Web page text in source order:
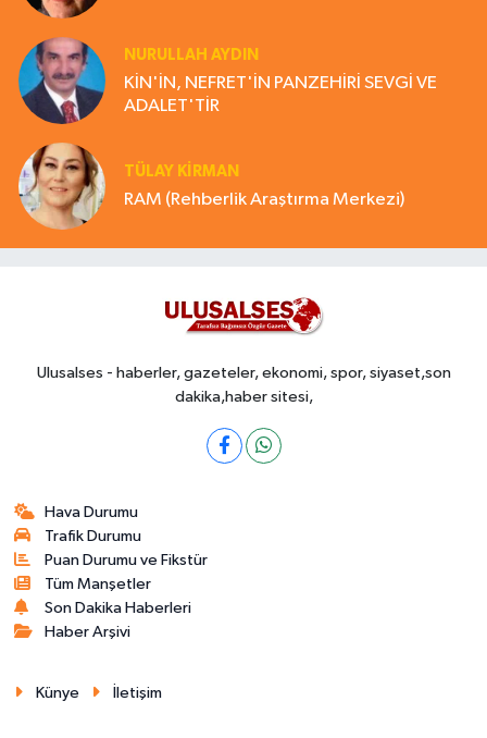
NURULLAH AYDIN
KİN'İN, NEFRET'İN PANZEHİRİ SEVGİ VE
ADALET'TİR
TÜLAY KİRMAN
RAM (Rehberlik Araştırma Merkezi)
Ulusalses - haberler, gazeteler, ekonomi, spor, siyaset,son
dakika,haber sitesi,
Hava Durumu
Trafik Durumu
Puan Durumu ve Fikstür
Tüm Manşetler
Son Dakika Haberleri
Haber Arşivi
Künye İletişim